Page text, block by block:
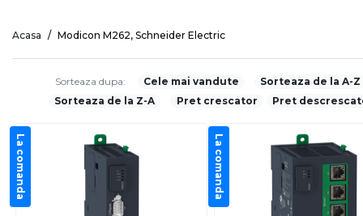
Acasa Modicon M262, Schneider Electric
Sorteaza dupa: Cele mai vandute
Sorteaza de la A-Z
Sorteaza de la Z-A
Pret crescator Pret
La comanda La comanda